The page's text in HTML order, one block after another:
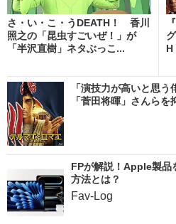
さ・い・こ・うDEATH！ 香川
照之の「昆虫すごいぜ！」が
「半沢直樹」ネタぶっこ...
H
「演技力が高いと思
「菅田将暉」さんらを
FPが解説！Apple製品
方法とは？
Fav-Log